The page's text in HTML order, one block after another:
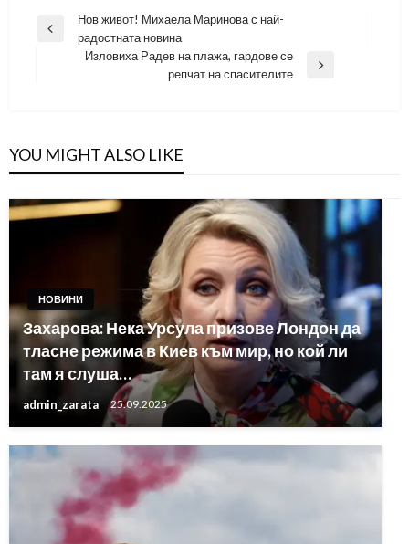
Навигация
Previous
Нов живот! Михаела Маринова с най-
радостната новина
Изловиха Радев на плажа, гардове се
репчат на спасителите
YOU MIGHT ALSO LIKE
НОВИНИ
Захарова: Нека Урсула призове Лондон да
тласне режима в Киев към мир, но кой ли
там я слуша…
admin_zarata 25.09.2025